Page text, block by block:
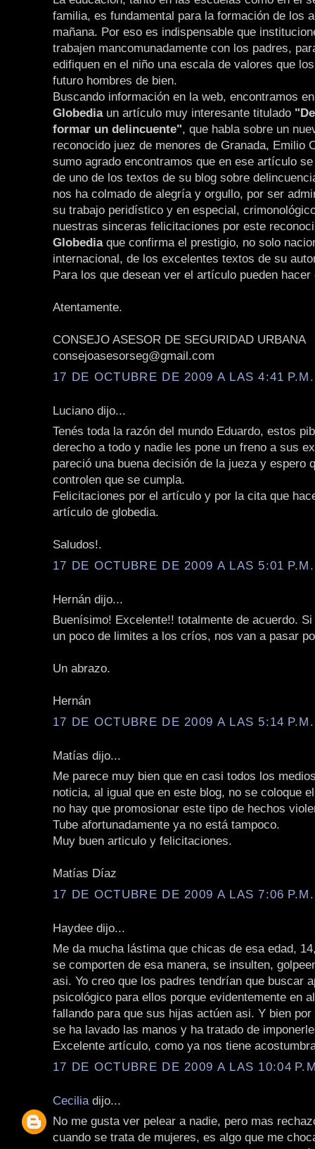
familia, es fundamental para la formación de los
mañana. Por eso es indispensable que
trabajen mancomunadamente con los padres,
edifiquen en el niño una escala de valores que
futuro hombres de bien.
Buscando información en la web, encontramos
Globediaun artículo muy interesante titulado
formar un delincuente", que habla sobre un
reconocido juez de menores de Granada, Emilio
sumo agrado encontramos que en ese artículo
de uno de los textos de su blog sobre
nos ha colmado de alegría y orgullo, por ser
su trabajo peridístico y en especial,
nuestras sinceras felicitaciones por este
Globediaque confirma el prestigio, no solo
internacional, de los excelentes textos de su
Para los que desean ver el artículo pueden
Atentamente.
CONSEJO ASESOR DE SEGURIDAD URBANA
consejoasesorseg@gmail.com
17 DE OCTUBRE DE 2009 A LAS 4:41 P.M.
Luciano dijo...
Tenés toda la razón del mundo Eduardo, estos
derecho a todo y nadie les pone un freno a sus
pareció una buena decisión de la jueza y espero
controlen que se cumpla.
Felicitaciones por el artículo y por la cita que
artículo de globedia.
Saludos!.
17 DE OCTUBRE DE 2009 A LAS 5:01 P.M.
Hernán dijo...
Buenísimo! Excelente!! totalmente de acuerdo.
un poco de limites a los críos, nos van a pasar
Un abrazo.
Hernán
17 DE OCTUBRE DE 2009 A LAS 5:14 P.M.
Matías dijo...
Me parece muy bien que en casi todos los
noticia, al igual que en este blog, no se coloque
no hay que promosionar este tipo de hechos
Tube afortunadamente ya no está tampoco.
Muy buen articulo y felicitaciones.
Matías Díaz
17 DE OCTUBRE DE 2009 A LAS 7:06 P.M.
Haydee dijo...
Me da mucha lástima que chicas de esa edad,
se comporten de esa manera, se insulten,
asi. Yo creo que los padres tendrían que buscar
psicológico para ellos porque evidentemente en
fallando para que sus hijas actúen asi. Y bien
se ha lavado las manos y ha tratado de
Excelente artículo, como ya nos tiene
17 DE OCTUBRE DE 2009 A LAS 10:04
Cecilia dijo...
No me gusta ver pelear a nadie, pero mas
cuando se trata de mujeres, es algo que me